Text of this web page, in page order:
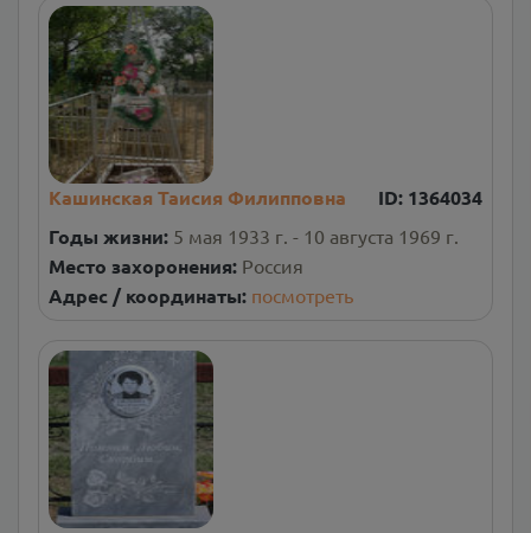
Кашинская Таисия Филипповна ID: 1364034
Годы жизни: 5 мая 1933 г. - 10 августа 1969 г.
Место захоронения: Россия
Адрес / координаты: посмотреть